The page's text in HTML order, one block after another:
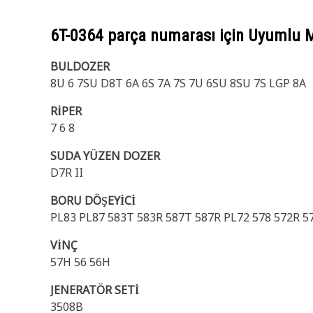
6T-0364 parça numarası için Uyumlu
BULDOZER
8U 6 7SU D8T 6A 6S 7A 7S 7U 6SU 8SU 7S LGP 8A
RİPER
7 6 8
SUDA YÜZEN DOZER
D7R II
BORU DÖŞEYİCİ
PL83 PL87 583T 583R 587T 587R PL72 578 572R
VİNÇ
57H 56 56H
JENERATÖR SETİ
3508B